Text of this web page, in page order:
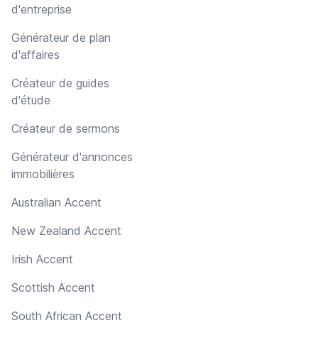
d'entreprise
Générateur de plan
d'affaires
Créateur de guides
d'étude
Créateur de sermons
Générateur d'annonces
immobilières
Australian Accent
New Zealand Accent
Irish Accent
Scottish Accent
South African Accent